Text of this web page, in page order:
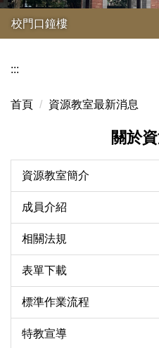
校門口鐘樓
:::
首頁 資源教室最新消息
關於
資源教室簡介
成員介紹
相關法規
表單下載
標準作業流程
特教宣導